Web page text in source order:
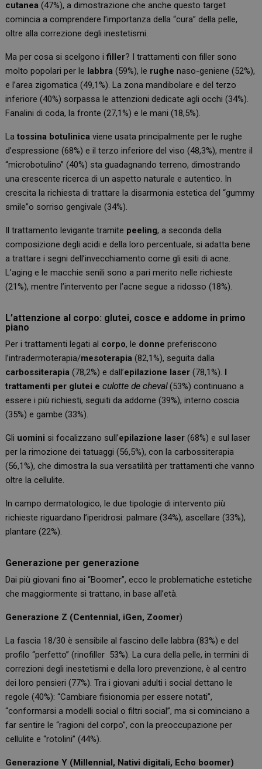
cutanea (47%), a dimostrazione che anche questo target
comincia a comprendere l’importanza della “cura” della pelle,
oltre alla correzione degli inestetismi.
Ma per cosa si scelgono ifiller? I trattamenti con filler sono
molto popolari per le labbra (59%), le rughe naso-geniene (52%),
e l’area zigomatica (49,1%). La zona mandibolare e del terzo
inferiore (40%) sorpassa le attenzioni dedicate agli occhi (34%).
Fanalini di coda, la fronte (27,1%) e le mani (18,5%).
Latossina botulinica viene usata principalmente per le rughe
d’espressione (68%) e il terzo inferiore del viso (48,3%), mentre il
“microbotulino” (40%) sta guadagnando terreno, dimostrando
una crescente ricerca di un aspetto naturale e autentico. In
crescita la richiesta di trattare la disarmonia estetica del “gummy
smile”o sorriso gengivale (34%).
Il trattamento levigante tramite peeling, a seconda della
composizione degli acidi e della loro percentuale, si adatta bene
a trattare i segni dell’invecchiamento come gli esiti di acne.
L’aging e le macchie senili sono a pari merito nelle richieste
(21%), mentre l’intervento per l’acne segue a ridosso (18%).
L’attenzione al corpo: glutei, cosce e addome in primo
piano
Per i trattamenti legati al corpo, le donne preferiscono
l’intradermoterapia/mesoterapia (82,1%), seguita dalla
carbossiterapia (78,2%) e dall’epilazione laser (78,1%).
trattamenti per glutei eculotte de cheval(53%) continuano a
essere i più richiesti, seguiti da addome (39%), interno coscia
(35%) e gambe (33%).
Gli uomini si focalizzano sull’epilazione laser (68%) e sul laser
per la rimozione dei tatuaggi (56,5%), con la carbossiterapia
(56,1%), che dimostra la sua versatilità per trattamenti che vanno
oltre la cellulite.
In campo dermatologico, le due tipologie di intervento più
richieste riguardano l’iperidrosi: palmare (34%), ascellare (33%),
plantare (22%).
Generazione per generazione
Dai più giovani fino ai “Boomer”, ecco le problematiche estetiche
che maggiormente si trattano, in base all’età.
Generazione Z (Centennial, iGen, Zoomer)
La fascia 18/30 è sensibile al fascino delle labbra (83%) e del
profilo “perfetto” (rinofiller 53%). La cura della pelle, in termini di
correzioni degli inestetismi e della loro prevenzione, è al centro
dei loro pensieri (77%). Tra i giovani adulti i social dettano le
regole (40%): “Cambiare fisionomia per essere notati”,
“conformarsi a modelli social o filtri social”, ma si cominciano a
far sentire le “ragioni del corpo”, con la preoccupazione per
cellulite e “rotolini” (44%).
Generazione Y (Millennial, Nativi digitali, Echo boomer)